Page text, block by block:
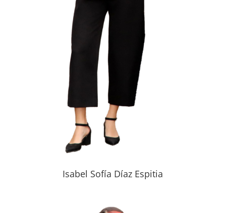
Isabel Sofía Díaz Espitia